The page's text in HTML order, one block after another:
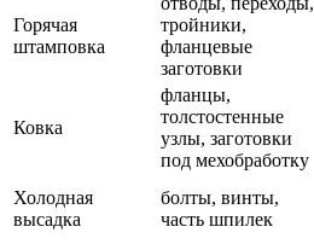
Горячая
штамповка
тройники,
фланцевые
заготовки
Ковка
фланцы,
толстостенные
узлы, заготовки
под мехобработку
Холодная
высадка
болты, винты,
часть шпилек